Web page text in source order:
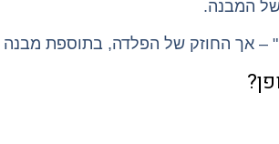
– אך החוזק של הפלדה, בתוספת